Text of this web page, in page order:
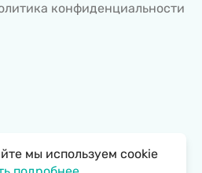
конфиденциальности
мы используем cookie